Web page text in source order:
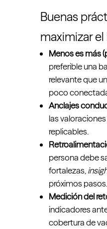
Buenas
maximizar
Menos es más
preferible una
relevante que
poco
Anclajes
las
replicables.
persona debe
fortalezas,
próximos pasos.
Medición del
indicadores
cobertura de